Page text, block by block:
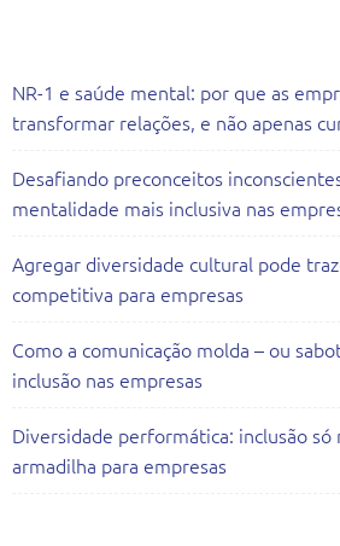
NR-1 e saúde mental: por que as
transformar relações, e não apenas
Desafiando preconceitos
mentalidade mais inclusiva nas
Agregar diversidade cultural pode
competitiva para empresas
Como a comunicação molda – ou
inclusão nas empresas
Diversidade performática: inclusão só
armadilha para empresas